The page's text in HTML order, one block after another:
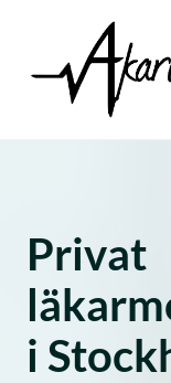
Privat
i